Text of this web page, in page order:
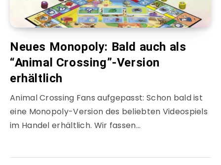
Neues Monopoly: Bald auch als
“Animal Crossing”-Version
erhältlich
Animal Crossing Fans aufgepasst: Schon bald ist
eine Monopoly-Version des beliebten Videospiels
im Handel erhältlich. Wir fassen…